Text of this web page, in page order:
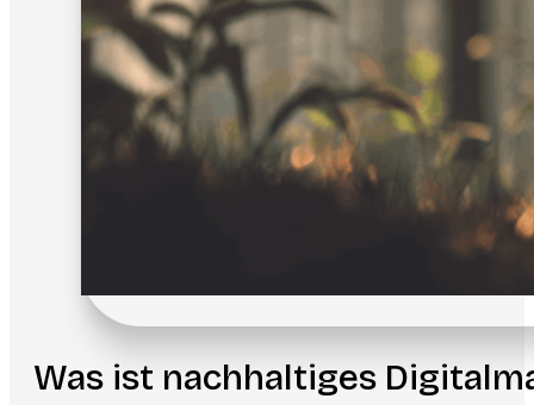
Was ist nachhaltiges